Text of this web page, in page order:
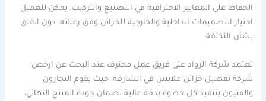
الحفاظ على المعايير الاحترافية في التصنيع والتركيب. يمكن للعميل
اختيار التصميمات الداخلية والخارجية للخزائن وفق رغباته، دون القلق
بشأن التكلفة.
تعتمد شركة الرواد على فريق عمل محترف عند البحث عن ارخص
شركة تفصيل خزائن ملابس في الشارقة، حيث يقوم النجارون
والفنيون بتنفيذ كل خطوة بدقة عالية لضمان جودة المنتج النهائي،